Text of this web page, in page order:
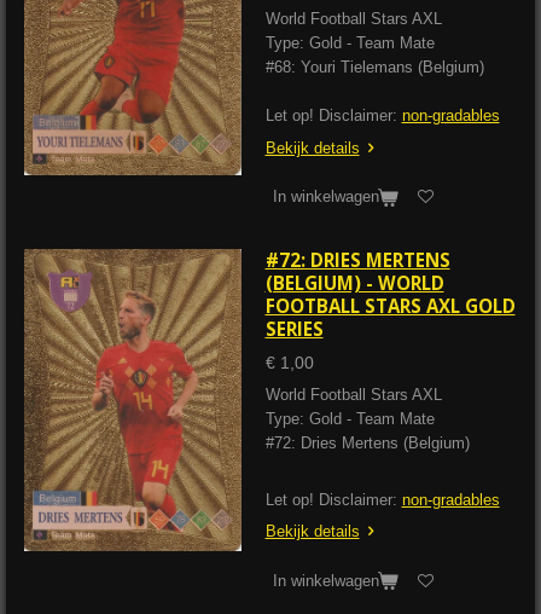
World Football Stars AXL
Type: Gold - Team Mate
#68: Youri Tielemans (Belgium)
Let op! Disclaimer: non-gradables
Bekijk details
In winkelwagen
#72: DRIES MERTENS
(BELGIUM) - WORLD
FOOTBALL STARS AXL GOLD
SERIES
€ 1,00
World Football Stars AXL
Type: Gold - Team Mate
#72: Dries Mertens (Belgium)
Let op! Disclaimer: non-gradables
Bekijk details
In winkelwagen